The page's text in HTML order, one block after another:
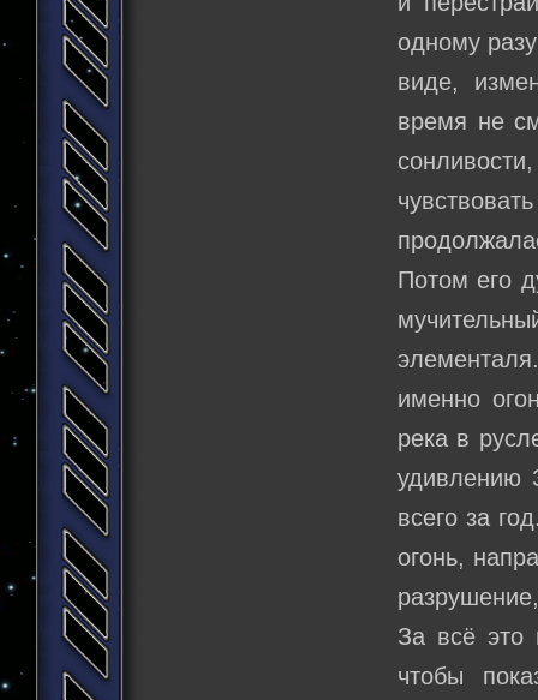
одному
виде,
время не
Потом его
именно
река в
удивлению
всего за
огонь,
За всё это
чтобы